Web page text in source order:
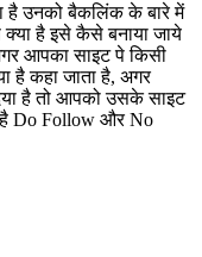
है उनको बैकलिंक के बारे में
है इसे कैसे बनाया जाये
आपका साइट पे किसी
है कहा जाता है, अगर
है तो आपको उसके साइट
है Do Follow और No